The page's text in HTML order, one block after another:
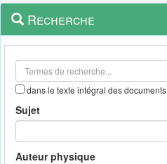
Navigation
outils
Menu
contextuel
Recherche
dans le texte intégral des documents
Sujet
Auteur physique